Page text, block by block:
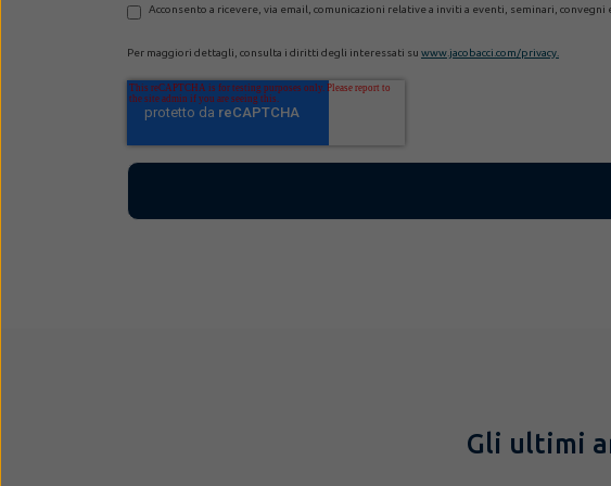
Acconsento a ricevere, via email, comunicazioni relative a inviti a eventi, seminari,
Per maggiori dettagli, consulta i diritti degli interessati su www.jacobacci.com/privacy.
Gli ultimi